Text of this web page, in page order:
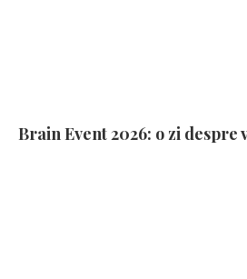
Brain Event 2026: o zi despre